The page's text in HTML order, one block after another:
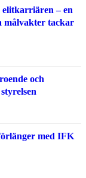
– en
målvakter tackar
och
med IFK